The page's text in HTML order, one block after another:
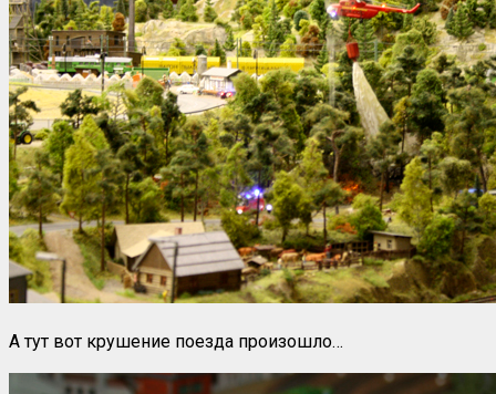
А тут вот крушение поезда произошло…